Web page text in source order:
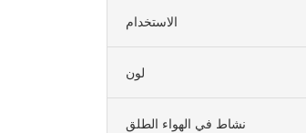
الاستخدام
لون
نشاط في الهواء الطلق